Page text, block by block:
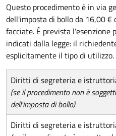
Questo procedimento è in via
dell'imposta di bollo da 16,00 €
facciate. É prevista l'esenzione
indicati dalla legge: il
esplicitamente il tipo di utilizzo.
Diritti di segreteria e
(se il procedimento non è
dell'imposta di bollo)
Diritti di segreteria e